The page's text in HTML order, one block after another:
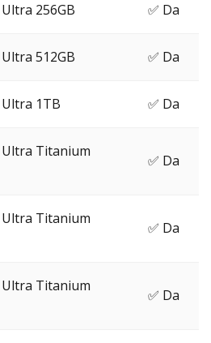
256GB ✅ Da
512GB ✅ Da
Ultra 1TB ✅ Da
Ultra Titanium
✅ Da
Ultra Titanium
✅ Da
Ultra Titanium
✅ Da